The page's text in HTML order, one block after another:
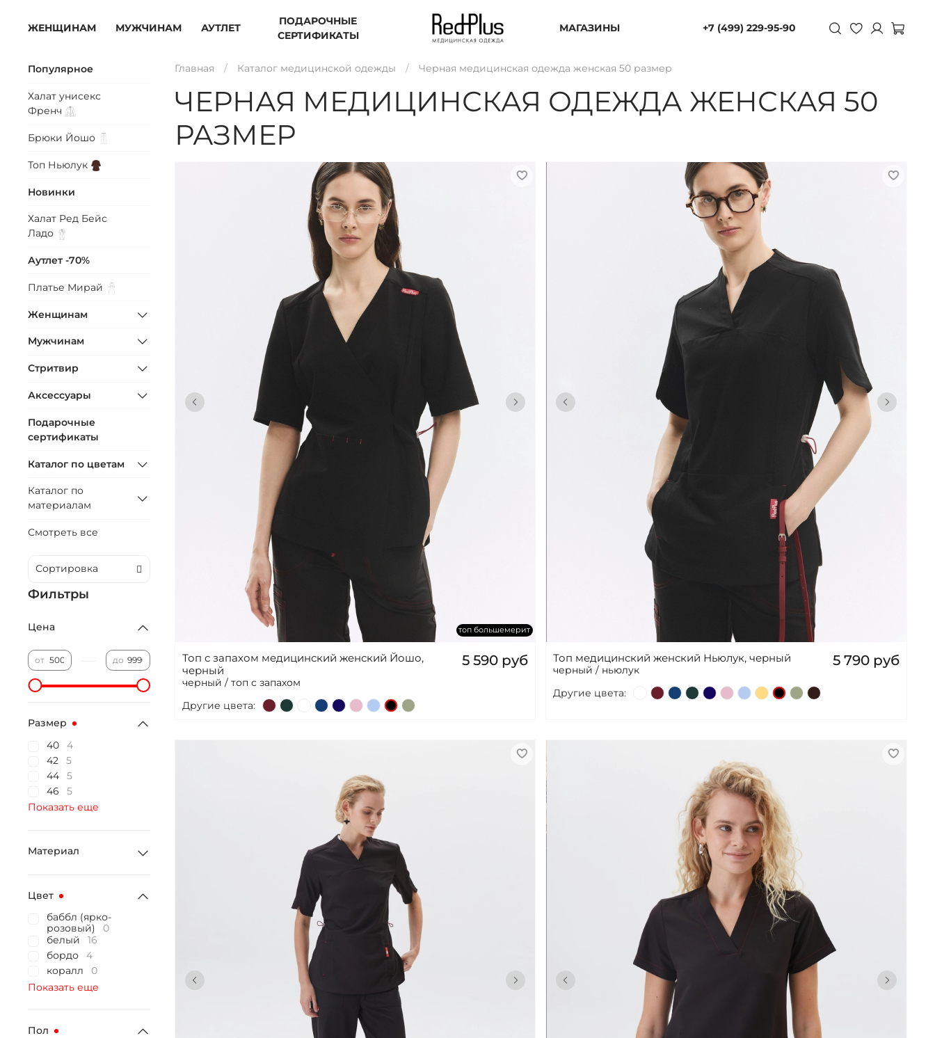
ЖЕНЩИНАМ МУЖЧИНАМ АУТЛЕТ
ПОДАРОЧНЫЕ
СЕРТИФИКАТЫ
МАГАЗИНЫ +7 (499) 229-95-90
Главная Каталог медицинской одежды Черная медицинская одежда женская 50 размер
ЧЕРНАЯ МЕДИЦИНСКАЯ ОДЕЖДА ЖЕНСКАЯ 50
РАЗМЕР
топ большемерит
Топ с запахом медицинский женский Йошо,
черный
черный / топ с запахом
5 590 руб
Другие цвета:
Топ медицинский женский Ньюлук, черный
черный / ньюлук
5 790 руб
Другие цвета:
Популярное
Халат унисекс
Френч
Брюки Йошо
Топ Ньюлук
Новинки
Халат Ред Бейс
Ладо
Аутлет -70%
Платье Мирай
Женщинам
Мужчинам
Стритвир
Аксессуары
Подарочные
сертификаты
Каталог по цветам
Каталог по
материалам
Смотреть все
Фильтры
Цена
от до
Размер
40
4
42
5
44
5
46
5
Показать еще
Материал
Цвет
баббл (ярко-
розовый)
0
белый
16
бордо
4
коралл
0
Показать еще
Пол